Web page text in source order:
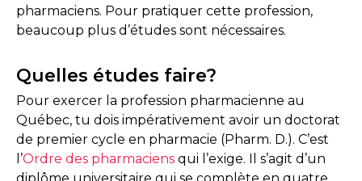
pharmaciens. Pour pratiquer cette profession,
beaucoup plus d’études sont nécessaires.
Quelles études faire?
Pour exercer la profession pharmacienne au
Québec, tu dois impérativement avoir un doctorat
de premier cycle en pharmacie (Pharm. D.). C’est
l’Ordre des pharmaciens qui l’exige. Il s’agit d’un
diplôme universitaire qui se complète en quatre